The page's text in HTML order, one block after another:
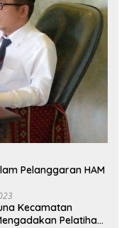
Pelanggaran HAM
Kecamatan
Pelatihan